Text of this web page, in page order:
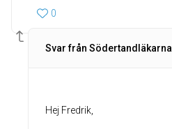
0
Svar från Södertandläkarna
Hej Fredrik,